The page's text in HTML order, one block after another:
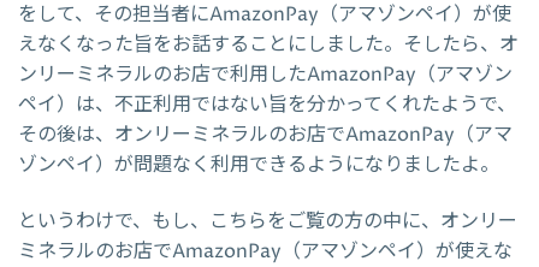
をして、その担当者にAmazonPay（アマゾンペイ）が使
えなくなった旨をお話することにしました。そしたら、オ
ンリーミネラルのお店で利用したAmazonPay（アマゾン
ペイ）は、不正利用ではない旨を分かってくれたようで、
その後は、オンリーミネラルのお店でAmazonPay（アマ
ゾンペイ）が問題なく利用できるようになりましたよ。
というわけで、もし、こちらをご覧の方の中に、オンリー
ミネラルのお店でAmazonPay（アマゾンペイ）が使えな